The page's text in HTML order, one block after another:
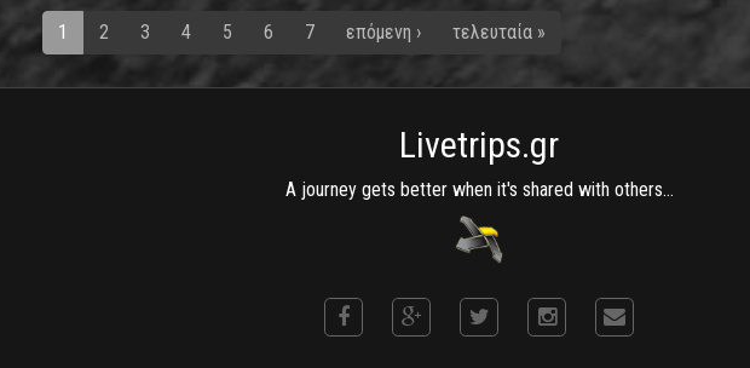
1 2 3 4 5 6 7 επόμενη › τελευταία »
Livetrips.gr
A journey gets better when it's shared with others...